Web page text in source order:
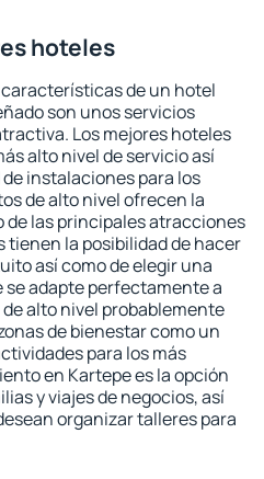
hoteles
de un hotel
son unos servicios
Los mejores hoteles
alto nivel de servicio así
instalaciones para los
de alto nivel ofrecen la
de las principales atracciones
tienen la posibilidad de hacer
así como de elegir una
adapte perfectamente a
alto nivel probablemente
de bienestar como un
para los más
en Kartepe es la opción
y viajes de negocios, así
organizar talleres para